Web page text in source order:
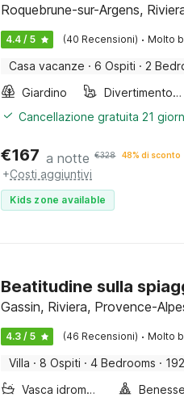
Roquebrune-sur-Argens,
4.4 / 5 (40 Recensioni) · Molto
Casa vacanze · 6 Ospiti · 2
Giardino
Divertimento per bambini
Cancellazione gratuita 21
€167 a notte €328 48% di sconto
+Costi aggiuntivi
Kids zone available
Beatitudine sulla
Gassin, Riviera, Provence-
4.3 / 5 (46 Recensioni) · Molto
Villa · 8 Ospiti · 4 Bedrooms ·
Vasca idromassaggio